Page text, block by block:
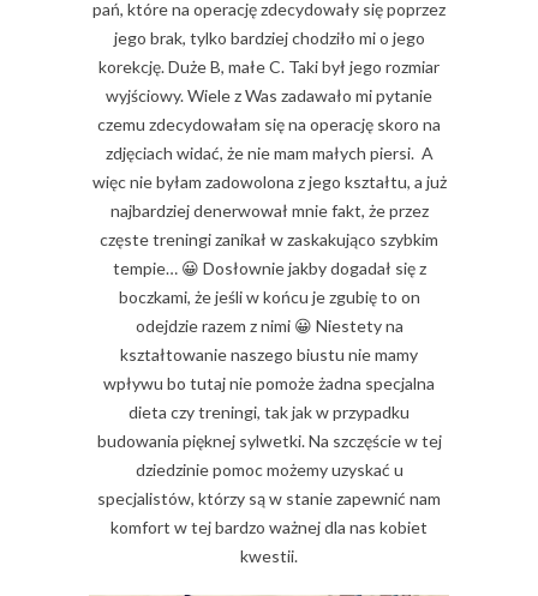
pań, które na operację zdecydowały się poprzez
jego brak, tylko bardziej chodziło mi o jego
korekcję. Duże B, małe C. Taki był jego rozmiar
wyjściowy. Wiele z Was zadawało mi pytanie
czemu zdecydowałam się na operację skoro na
zdjęciach widać, że nie mam małych piersi. A
więc nie byłam zadowolona z jego kształtu, a już
najbardziej denerwował mnie fakt, że przez
częste treningi zanikał w zaskakująco szybkim
tempie… 😀 Dosłownie jakby dogadał się z
boczkami, że jeśli w końcu je zgubię to on
odejdzie razem z nimi 😀 Niestety na
kształtowanie naszego biustu nie mamy
wpływu bo tutaj nie pomoże żadna specjalna
dieta czy treningi, tak jak w przypadku
budowania pięknej sylwetki. Na szczęście w tej
dziedzinie pomoc możemy uzyskać u
specjalistów, którzy są w stanie zapewnić nam
komfort w tej bardzo ważnej dla nas kobiet
kwestii.